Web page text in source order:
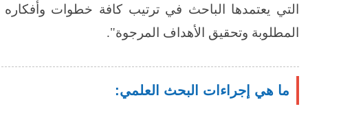
التي يعتمدها الباحث في ترتيب كافة خطوات
المطلوبة وتحقيق الأهداف المرجوة".
ما هي إجراءات البحث العلمي: